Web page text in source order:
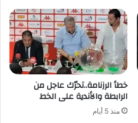
خطأ الرزنامة..تحرّك عاجل من
الرابطة والأندية على الخط
منذ 5 أيام